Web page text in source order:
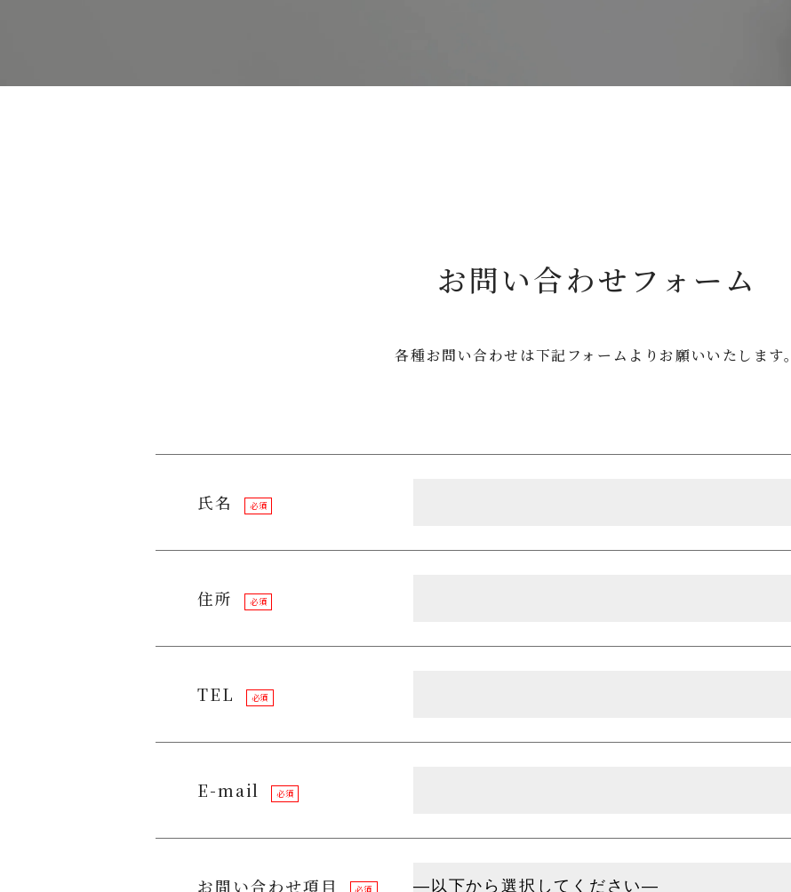
お問い合わせフォーム
各種お問い合わせは下記フォームよりお願いいたします。
氏名 必須
住所 必須
TEL 必須
E-mail 必須
お問い合わせ項目 必須